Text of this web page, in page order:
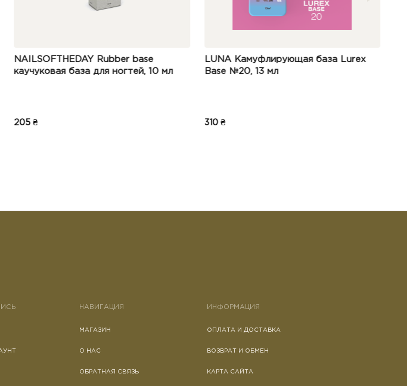
LUNA Камуфлирующая база Lurex
Base №20, 13 мл
310 ₴
LUNA Коммуфлирующая база Cover
Base №12, 13ml
325 ₴
НАВИГАЦИЯ
МАГАЗИН
О НАС
ОБРАТНАЯ СВЯЗЬ
ИНФОРМАЦИЯ
ОПЛАТА И ДОСТАВКА
ВОЗВРАТ И ОБМЕН
КАРТА САЙТА